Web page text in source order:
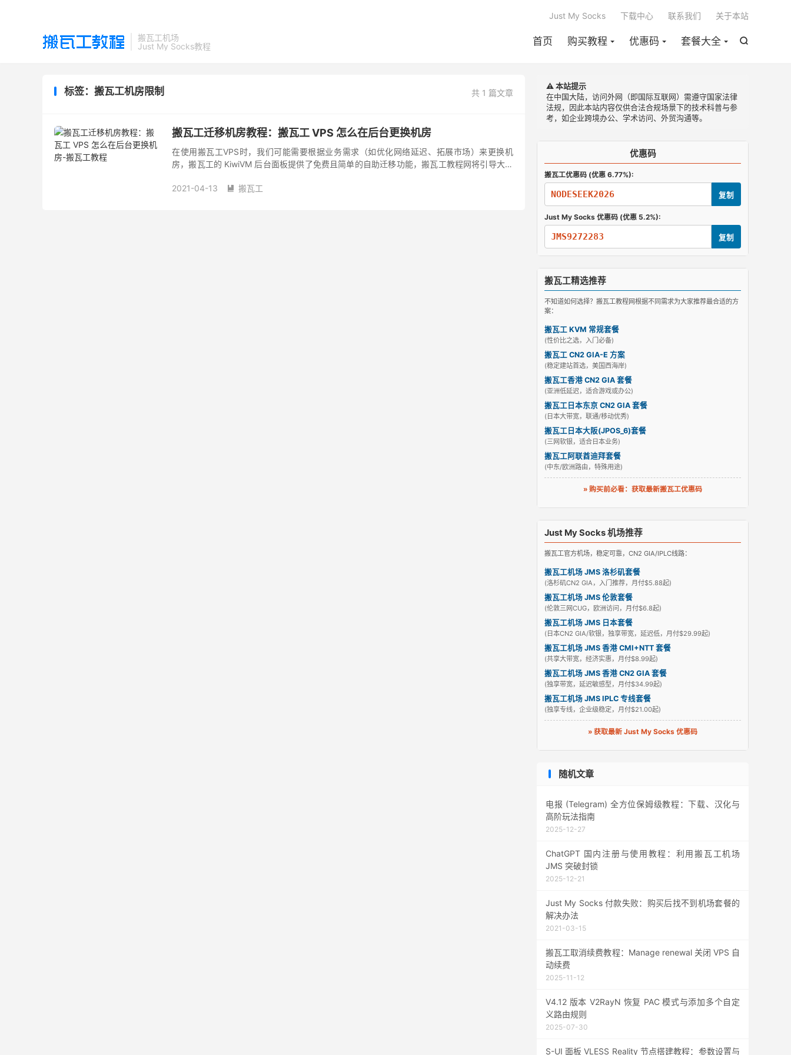
搬瓦工机场
Just My Socks教程

首页 购买教程 优惠码 套餐大全
Just My Socks 下载中心 联系我们 关于本站
共 1 篇文章
标签：搬瓦工机房限制
搬瓦工迁移机房教程：搬瓦工 VPS 怎么在后台更换机房
在使用搬瓦工VPS时，我们可能需要根据业务需求（如优化网络延迟、拓展市场）来更换机
房，搬瓦工的 KiwiVM 后台面板提供了免费且简单的自助迁移功能，搬瓦工教程网将引导大家
2021-04-13
 搬瓦工
⚠️ 本站提示
在中国大陆，访问外网（即国际互联网）需遵守国家法律
法规，因此本站内容仅供合法合规场景下的技术科普与参
考，如企业跨境办公、学术访问、外贸沟通等。
优惠码
搬瓦工优惠码 (优惠 6.77%):
NODESEEK2026 复制
Just My Socks 优惠码 (优惠 5.2%):
JMS9272283 复制
搬瓦工精选推荐
不知道如何选择？搬瓦工教程网根据不同需求为大家推荐最合适的方
案：
搬瓦工 KVM 常规套餐
(性价比之选，入门必备)
搬瓦工 CN2 GIA-E 方案
(稳定建站首选，美国西海岸)
搬瓦工香港 CN2 GIA 套餐
(亚洲低延迟，适合游戏或办公)
搬瓦工日本东京 CN2 GIA 套餐
(日本大带宽，联通/移动优秀)
搬瓦工日本大阪(JPOS_6)套餐
(三网软银，适合日本业务)
搬瓦工阿联酋迪拜套餐
(中东/欧洲路由，特殊用途)
» 购买前必看：获取最新搬瓦工优惠码
Just My Socks 机场推荐
搬瓦工官方机场，稳定可靠，CN2 GIA/IPLC线路：
搬瓦工机场 JMS 洛杉矶套餐
(洛杉矶CN2 GIA，入门推荐，月付$5.88起)
搬瓦工机场 JMS 伦敦套餐
(伦敦三网CUG，欧洲访问，月付$6.8起)
搬瓦工机场 JMS 日本套餐
(日本CN2 GIA/软银，独享带宽，延迟低，月付$29.99起)
搬瓦工机场 JMS 香港 CMI+NTT 套餐
(共享大带宽，经济实惠，月付$8.99起)
搬瓦工机场 JMS 香港 CN2 GIA 套餐
(独享带宽，延迟敏感型，月付$34.99起)
搬瓦工机场 JMS IPLC 专线套餐
(独享专线，企业级稳定，月付$21.00起)
» 获取最新 Just My Socks 优惠码
随机文章
电报 (Telegram) 全方位保姆级教程：下载、汉化与
高阶玩法指南
2025-12-27
ChatGPT 国内注册与使用教程：利用搬瓦工机场
JMS 突破封锁
2025-12-21
Just My Socks 付款失败：购买后找不到机场套餐的
解决办法
2021-03-15
搬瓦工取消续费教程：Manage renewal 关闭 VPS 自
动续费
2025-11-12
V4.12 版本 V2RayN 恢复 PAC 模式与添加多个自定
义路由规则
2025-07-30
S-UI 面板 VLESS Reality 节点搭建教程：参数设置与